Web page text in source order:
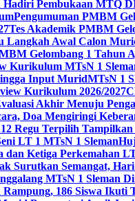
Hadiri Pembukaan MTQ
Pengumuman PMBM
Tes Akademik PMBM
Langkah Awal Calon
Gelombang 1 Tahun
Kurikulum MTsN 1
Input MuridMTsN 1
Kurikulum 2026/2027
Akhir Menuju
Doa Mengiringi
12 Regu Terpilih
LT 1 MTsN 1 Sleman
dan Ketiga Perkemahan
Surutkan Semangat,
MTsN 1 Sleman
Rampung, 186 Siswa Ikuti